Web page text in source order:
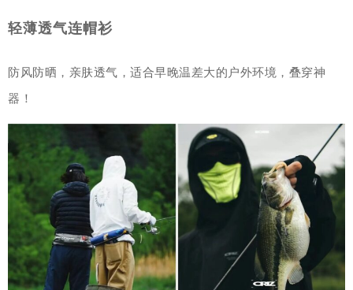
轻薄透气连帽衫
防风防晒，亲肤透气，适合早晚温差大的户外环境，叠穿神
器！